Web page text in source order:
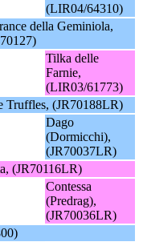
(LIR04/64310)
della Geminiola,
Tilka delle
Farnie,
(LIR03/61773)
Truffles, (JR70188LR)
Dago
(Dormicchi),
(JR70037LR)
(JR70116LR)
Contessa
(Predrag),
(JR70036LR)